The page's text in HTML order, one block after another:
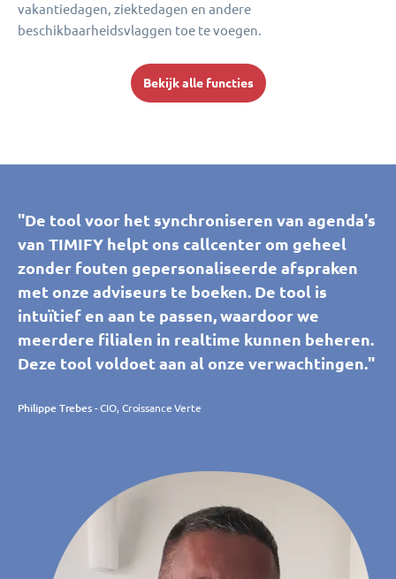
vakantiedagen, ziektedagen en andere
beschikbaarheidsvlaggen toe te voegen.
Bekijk alle functies
"De tool voor het synchroniseren van agenda's
van TIMIFY helpt ons callcenter om geheel
zonder fouten gepersonaliseerde afspraken
met onze adviseurs te boeken. De tool is
intuïtief en aan te passen, waardoor we
meerdere filialen in realtime kunnen beheren.
Deze tool voldoet aan al onze verwachtingen."
Philippe Trebes- CIO, Croissance Verte